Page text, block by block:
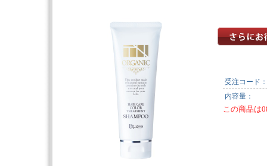
受注コード：
内容量：
この商品は